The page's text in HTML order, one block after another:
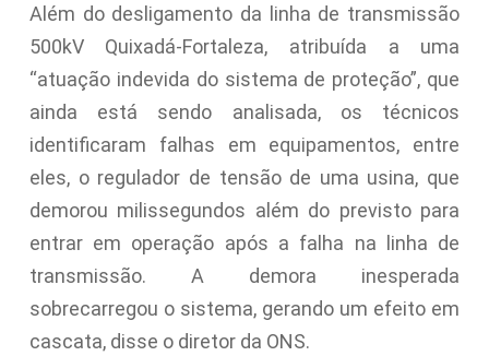
Além do desligamento da linha de transmissão
500kV Quixadá-Fortaleza, atribuída a uma
“atuação indevida do sistema de proteção”, que
ainda está sendo analisada, os técnicos
identificaram falhas em equipamentos, entre
eles, o regulador de tensão de uma usina, que
demorou milissegundos além do previsto para
entrar em operação após a falha na linha de
transmissão. A demora inesperada
sobrecarregou o sistema, gerando um efeito em
cascata, disse o diretor da ONS.